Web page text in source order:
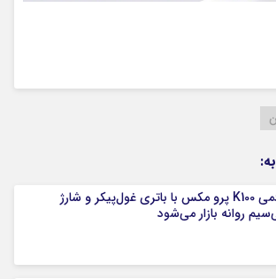
ردمی K100 پرو مکس با باتری غول‌پیکر و شارژ
روانه بازار می‌شود